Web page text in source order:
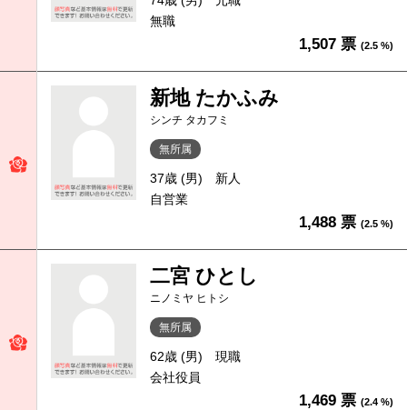
無職
1,507 票 (2.5 %)
新地 たかふみ
シンチ タカフミ
無所属
37歳 (男)
新人
自営業
1,488 票 (2.5 %)
二宮 ひとし
ニノミヤ ヒトシ
無所属
62歳 (男)
現職
会社役員
1,469 票 (2.4 %)